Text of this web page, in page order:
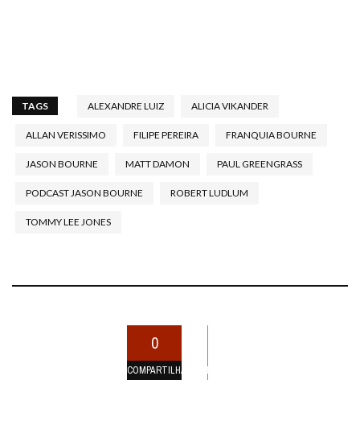
TAGS ALEXANDRE LUIZ ALICIA VIKANDER
ALLAN VERISSIMO FILIPE PEREIRA FRANQUIA BOURNE
JASON BOURNE MATT DAMON PAUL GREENGRASS
PODCAST JASON BOURNE ROBERT LUDLUM
TOMMY LEE JONES
0
COMPARTILHAMENTOS